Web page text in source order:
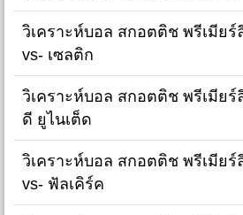
วิเคราะห์บอล สกอตติช พรีเมีย
vs- เซลติก
วิเคราะห์บอล สกอตติช พรีเมีย
ดี ยูไนเต็ด
วิเคราะห์บอล สกอตติช พรีเมียร์
vs- ฟัลเคิร์ค